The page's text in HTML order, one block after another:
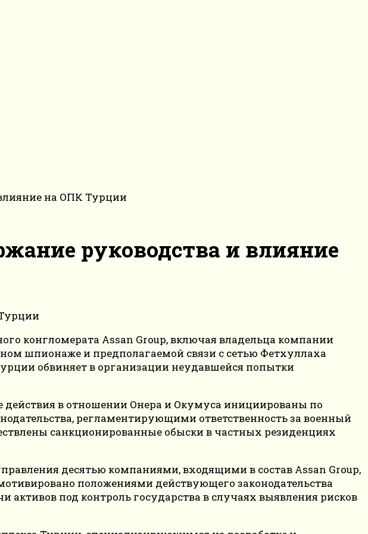
на ОПК Турции
руководства и влияние
конгломерата Assan Group, включая владельца компании
шпионаже и предполагаемой связи с сетью Фетхуллаха
обвиняет в организации неудавшейся попытки
в отношении Онера и Окумуса инициированы по
регламентирующими ответственность за военный
санкционированные обыски в частных резиденциях
десятью компаниями, входящими в состав Assan Group,
положениями действующего законодательства
под контроль государства в случаях выявления рисков